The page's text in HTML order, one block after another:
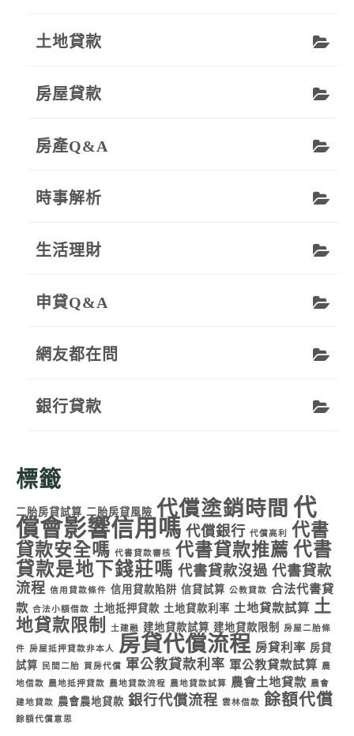
土地貸款
房屋貸款
房產Q&A
時事解析
生活理財
申貸Q&A
網友都在問
銀行貸款
標籤
二胎房貸試算 二胎房貸風險 代償塗銷時間 代
償會影響信用嗎 代償銀行 代償高利
代書
貸款安全嗎 代書貸款審核 代書貸款推薦 代書
貸款是地下錢莊嗎 代書貸款沒過 代書貸款
流程 信用貸款條件 信用貸款陷阱 信貸試算 公教貸款 合法代書貸
款 合法小額借款 土地抵押貸款 土地貸款利率 土地貸款試算 土
地貸款限制
土建融 建地貸款試算 建地貸款限制 房屋二胎條
件 房屋抵押貸款非本人 房貸代償流程 房貸利率 房貸
試算
民間二胎 買房代償 軍公教貸款利率 軍公教貸款試算
農
地借款
農地抵押貸款 農地貸款流程 農地貸款試算 農會土地貸款 農會
建地貸款 農會農地貸款 銀行代償流程 雲林借款 餘額代償
餘額代償意思